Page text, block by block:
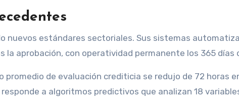
nuevos estándares sectoriales. Sus sistemas
la aprobación, con operatividad permanente los 365 días
de evaluación crediticia se redujo de 72 horas
a algoritmos predictivos que analizan 18